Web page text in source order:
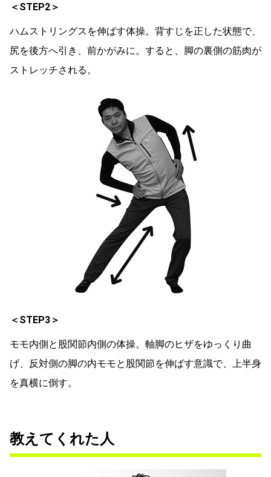
＜STEP2＞
ハムストリングスを伸ばす体操。背すじを正した状態で、
尻を後方へ引き、前かがみに。すると、脚の裏側の筋肉が
ストレッチされる。
＜STEP3＞
モモ内側と股関節内側の体操。軸脚のヒザをゆっくり曲
げ、反対側の脚の内モモと股関節を伸ばす意識で、上半身
を真横に倒す。
教えてくれた人